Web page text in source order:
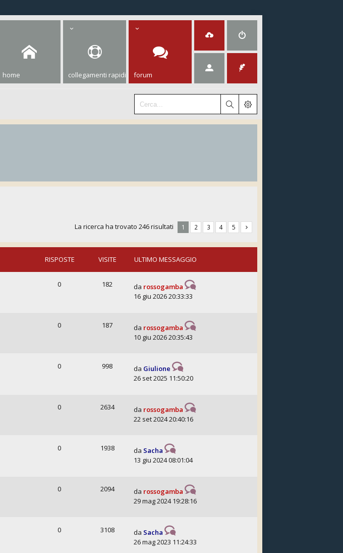
home collegamenti rapidi forum
La ricerca ha trovato 246 risultati 1 2 3 4 5
RISPOSTE VISITE ULTIMO MESSAGGIO
0 182 da rossogamba
16 giu 2026 20:33:33
0 187 da rossogamba
10 giu 2026 20:35:43
0 998 da Giulione
26 set 2025 11:50:20
0 2634 da rossogamba
22 set 2024 20:40:16
0 1938 da Sacha
13 giu 2024 08:01:04
0 2094 da rossogamba
29 mag 2024 19:28:16
0 3108 da Sacha
26 mag 2023 11:24:33